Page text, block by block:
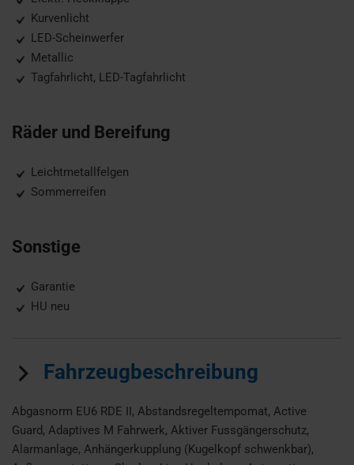
Kurvenlicht
LED-Scheinwerfer
Metallic
Tagfahrlicht, LED-Tagfahrlicht
Räder und Bereifung
Leichtmetallfelgen
Sommerreifen
Sonstige
Garantie
HU neu
Fahrzeugbeschreibung
Abgasnorm EU6 RDE II, Abstandsregeltempomat, Active
Guard, Adaptives M Fahrwerk, Aktiver Fussgängerschutz,
Alarmanlage, Anhängerkupplung (Kugelkopf schwenkbar),